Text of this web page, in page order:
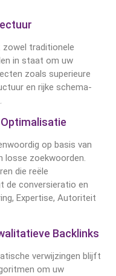
zowel traditionele
in staat om uw
zoals superieure
en rijke schema-
op basis van
losse zoekwoorden.
die reële
de conversieratio en
Expertise, Autoriteit
Backlinks
verwijzingen blijft
om uw